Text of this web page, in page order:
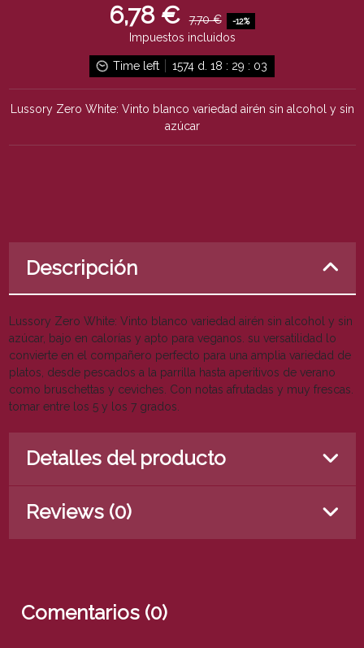
6,78 € 7,70 € -12%
Impuestos incluidos
Time left 1574 d. 18 : 29 : 03
Lussory Zero White: Vinto blanco variedad airén sin alcohol y sin
azúcar
Descripción
Lussory Zero White: Vinto blanco variedad airén sin alcohol y sin
azúcar, bajo en calorías y apto para veganos. su versatilidad lo
convierte en el compañero perfecto para una amplia variedad de
platos, desde pescados a la parrilla hasta aperitivos de verano
como bruschettas y ceviches. Con notas afrutadas y muy frescas.
tomar entre los 5 y los 7 grados.
Detalles del producto
Reviews (0)
Comentarios (0)